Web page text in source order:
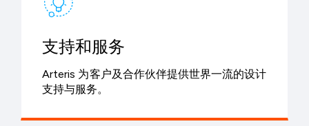
支持和服务
Arteris 为客户及合作伙伴提供世界一流的设计
支持与服务。